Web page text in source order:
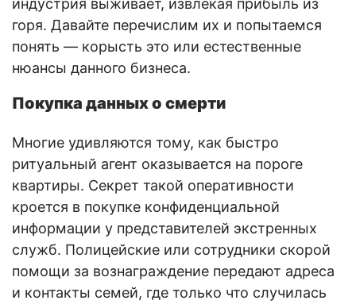
горя. Давайте перечислим их и попытаемся
понять — корысть это или естественные
нюансы данного бизнеса.
Покупка данных о смерти
Многие удивляются тому, как быстро
ритуальный агент оказывается на пороге
квартиры. Секрет такой оперативности
кроется в покупке конфиденциальной
информации у представителей экстренных
служб. Полицейские или сотрудники скорой
помощи за вознаграждение передают адреса
и контакты семей, где только что случилась